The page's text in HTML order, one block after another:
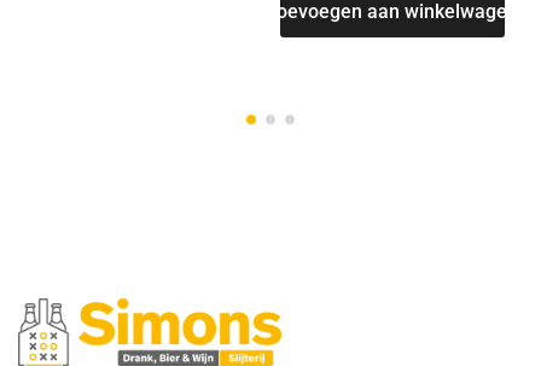
Toevoegen aan winkelwagen